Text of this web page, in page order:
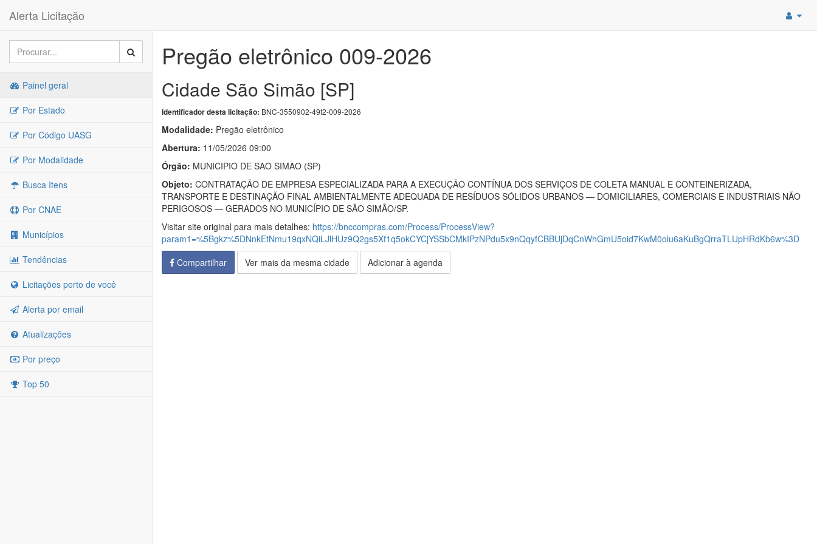
Alerta Licitação
Painel geral
Por Estado
Por Código UASG
Por Modalidade
Busca Itens
Por CNAE
Municípios
Tendências
Licitações perto de você
Alerta por email
Atualizações
Por preço
Top 50
Pregão eletrônico 009-2026
Cidade São Simão [SP]
Identificador desta licitação: BNC-3550902-49f2-009-2026
Modalidade: Pregão eletrônico
Abertura: 11/05/2026 09:00
Órgão: MUNICIPIO DE SAO SIMAO (SP)
Objeto: CONTRATAÇÃO DE EMPRESA ESPECIALIZADA PARA A EXECUÇÃO CONTÍNUA DOS SERVIÇOS DE COLETA MANUAL E CONTEINERIZADA,
TRANSPORTE E DESTINAÇÃO FINAL AMBIENTALMENTE ADEQUADA DE RESÍDUOS SÓLIDOS URBANOS — DOMICILIARES, COMERCIAIS E INDUSTRIAIS NÃO
PERIGOSOS — GERADOS NO MUNICÍPIO DE SÃO SIMÃO/SP.
Visitar site original para mais detalhes: https://bnccompras.com/Process/ProcessView?
param1=%5Bgkz%5DNnkEtNmu19qxNQiLJlHUz9Q2gs5Xf1q5okCYCjYSSbCMkIPzNPdu5x9nQqyfCBBUjDqCnWhGmU5oid7KwM0olu6aKuBgQrraTLUpHRdKb6w%3D
Compartilhar
Ver mais da mesma cidade Adicionar à agenda